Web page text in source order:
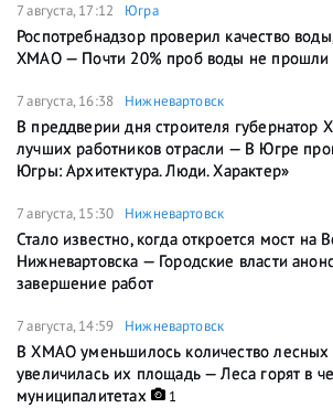
7 августа, 17:12 Югра
Роспотребнадзор проверил качество
ХМАО — Почти 20% проб воды не прошли
7 августа, 16:38 Нижневартовск
В преддверии дня строителя губернатор
лучших работников отрасли — В Югре
Югры: Архитектура. Люди. Характер»
7 августа, 15:30 Нижневартовск
Стало известно, когда откроется мост на
Нижневартовска — Городские власти
завершение работ
7 августа, 14:59 Нижневартовск
В ХМАО уменьшилось количество лесных
увеличилась их площадь — Леса горят в
муниципалитетах
1